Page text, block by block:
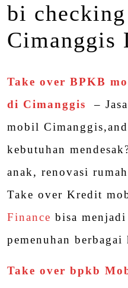
bi
Cimanggis
Take over BPKB
di Cimanggis
–
mobil
kebutuhan
anak, renovasi
Take over Kredit
Finance bisa
pemenuhan berbagai
Take over bpkb